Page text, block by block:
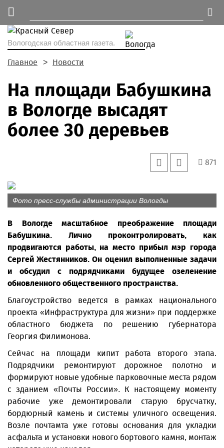
Вологодская областная газета.
Главное Новости
На площади Бабушкина
в Вологде высадят
более 30 деревьев
871
Фото пресс-службы администрации Вологды
В Вологде масштабное преображение площади
Бабушкина. Лично проконтролировать, как
продвигаются работы, на место прибыл мэр города
Сергей Жестянников. Он оценил выполненные задачи
и обсудил с подрядчиками будущее озеленение
обновленного общественного пространства.
Благоустройство ведется в рамках национального
проекта «Инфраструктура для жизни» при поддержке
областного бюджета по решению губернатора
Георгия Филимонова.
Сейчас на площади кипит работа второго этапа.
Подрядчики ремонтируют дорожное полотно и
формируют новые удобные парковочные места рядом
с зданием «Почты России». К настоящему моменту
рабочие уже демонтировали старую брусчатку,
бордюрный камень и системы уличного освещения.
Возле почтамта уже готовы основания для укладки
асфальта и установки нового бортового камня, монтаж